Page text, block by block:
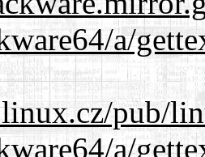
a/
pub/
a/